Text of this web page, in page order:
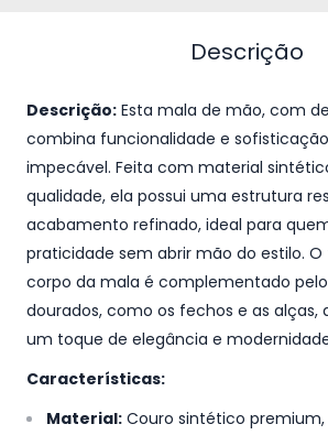
Descrição
Descrição: Esta mala de mão, com
combina funcionalidade e
impecável. Feita com material
qualidade, ela possui uma estrutura
acabamento refinado, ideal para
praticidade sem abrir mão do estilo.
corpo da mala é complementado
dourados, como os fechos e as alças,
um toque de elegância e
Características:
Material: Couro sintético